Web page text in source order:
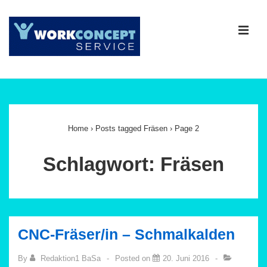
Zum
Inhalt
Navigation
Home › Posts tagged Fräsen › Page 2
Schlagwort: Fräsen
CNC-Fräser/in – Schmalkalden
By Redaktion1 BaSa Posted on
20. Juni 2016